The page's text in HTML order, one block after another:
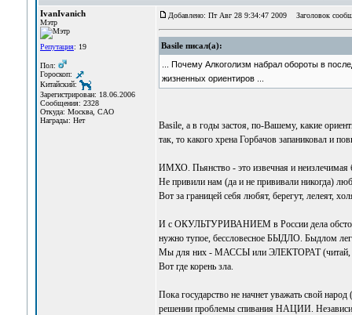
IvanIvanich
Мэтр
Репутация: 19
Пол:
Гороскоп:
Китайский:
Зарегистрирован: 18.06.2006
Сообщения: 2328
Откуда: Москва, САО
Награды: Нет
Добавлено: Пт Авг 28 9:34:47 2009 Заголовок
Basile писал(а):
... Почему Алкоголизм набрал обороты в
жизненных ориентиров ...
Basile, а в годы застоя, по-Вашему, какие
так, то какого хрена Горбачов запаниковал и
ИМХО. Пьянство - это извечная и неизлечимая
Не привили нам (да и не прививали никогда)
Вот за границей себя любят, берегут, лелеят,
И с ОКУЛЬТУРИВАНИЕМ в России дела обстояли
нужно тупое, бессловесное БЫДЛО. Быдлом
Мы для них - МАССЫ или ЭЛЕКТОРАТ
Вот где корень зла.
Пока государство не начнет уважать свой
решении проблемы спивания НАЦИИ.